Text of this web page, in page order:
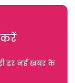
करें
हर नई खबर के